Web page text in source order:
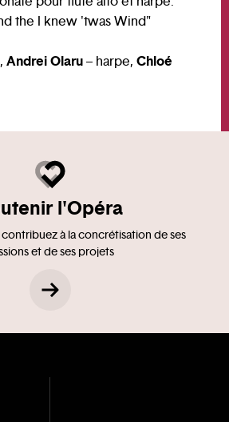
the I knew 'twas Wind"
Andrei Olaru– harpe, Chloé
l'Opéra
à la concrétisation de ses
et de ses projets